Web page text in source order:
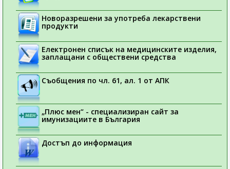
Новоразрешени за употреба лекарствени
продукти
Електронен списък на медицинските изделия,
заплащани с обществени средства
Съобщения по чл. 61, ал. 1 от АПК
„Плюс мен“ - специализиран сайт за
имунизациите в България
Достъп до информация